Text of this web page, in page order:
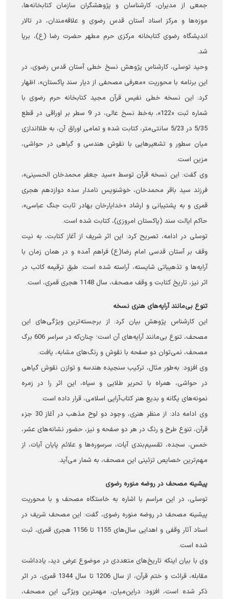
جمعی از مدیران، کارشناسان و پژوهشگران سازمان کتابخانه‌ها،
موزه‌ها و مرکز اسناد آستان قدس رضوی و علاقه‌مندان، در تالار
اندیشگاه رضوی کتابخانه مرکزی حرم مطهر حضرت رضا (ع)، برپا
شد.
وحید توسلی، کارشناس پژوهش نسخ خطی آستان قدس رضوی، در
این برنامه با محوریت «معرفی مصحفی از دیار سند پاکستان»، اظهار
کرد: این نسخه خطی نفیس قرآن مجید کتابخانه حرم رضوی با
شماره ثبت «122»، به‌خط نسخ عالی، در 9 سطر بر اوراقی در قطع
5/35 در 5/23 سانتی‌متر، کتابت شده و تمامی اوراق آن، به طلااندازی
میان سطور و تشعیرهایی با نقوش هندسی و گیاهی در حواشی،
مزین است.
وی گفت: این نسخه قرآن توسط «سید جعفر محمدخان الحسینی»،
فرزند سید باقر محمدخان، خوشنویس نامدار سده دوازدهم هجری
قمری و به پشتیبانی و ارشاد «خدایارخان بهادر ثابت جنگ عباسی»،
حاکم ایالت سند (پاکستان امروزی)، کتابت شده است.
توسلی در ادامه، تصریح کرد: این اثر شریف از آغاز کتابت، به نیت
وقف بر آستان قدسی امام رضا(ع) فراهم آمده و در همان زمان با
آرایه‌ها و تذهیباتی شایسته، آراسته شده است. طبق ترقیمه کاتب در
اثر نیز، تاریخ کتابت و وقف مصحف، سال 1148 هجری قمری، است.
تنوع ‌بی‌مانند آرایه‌های هنری نسخه
این کارشناس پژوهش بیان کرد: از برجسته‌ترین ویژگی‌های این
مصحف، تنوع بی‌مانند آرایه‌های آن است؛ چنان‌که در سراسر 606 برگ
مصحف، نمی‌توان دو صفحه با نقوش و رنگ‌های مشابه، یافت.
وی افزود: به‌طور مثال، ترکیب سنجیده هندسه و توازن نقوش گیاهی
در حواشی، همراه با تحریر طلایی و سیاه، این اثر را در زمره
نمونه‌های یگانه و بدیع هنر کتاب‌آرایی اسلامی، قرار داده است.
وی ادامه داد: از منظر هنری، وجود دو لوح مذهب در آغاز 30 جزء
قرآن، تنوع طرح و رنگ در هر دو صفحه و نیز، حضور نشانه‌های عشر،
خمس، سجده، تقسیم‌بندی آیات، سرسوره‌ها و علائم پایان آیات، از
مهم‌ترین خصایص تزئینی این مصحف، به شمار می‌آید.
پیشینه مصحف در روضه منوره رضوی
توسلی، در این مراسم با اشاره به خاستگاه مصحف و با محوریت
پیشینه مصحف در روضه منوره رضوی، گفت: این مصحف شریف در
اسناد آثار وقفی و اهدایی سال‌های 1155 تا 1156 هجری قمری، ثبت
شده است.
وی با بیان اینکه تاریخ‌های متعددی در موضوع عرض دید، یادداشت
مقابله، قرائت و ختم قرآن، از سال 1206 تا سال 1344 قمری، در اثر
ذکر شده است، افزود: دراین‌میان، مهمترین ویژگی این مصحف،